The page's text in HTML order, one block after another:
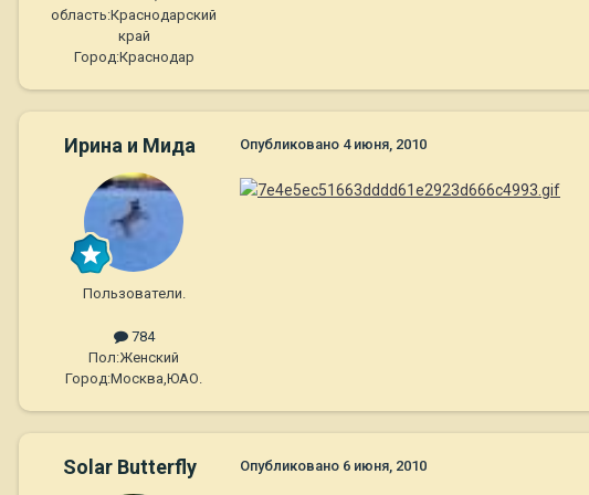
область:Краснодарский
край
Город:Краснодар
Ирина и Мида
Пользователи.
784
Пол:Женский
Город:Москва,ЮАО.
Опубликовано 4 июня, 2010
Solar Butterfly Опубликовано 6 июня, 2010